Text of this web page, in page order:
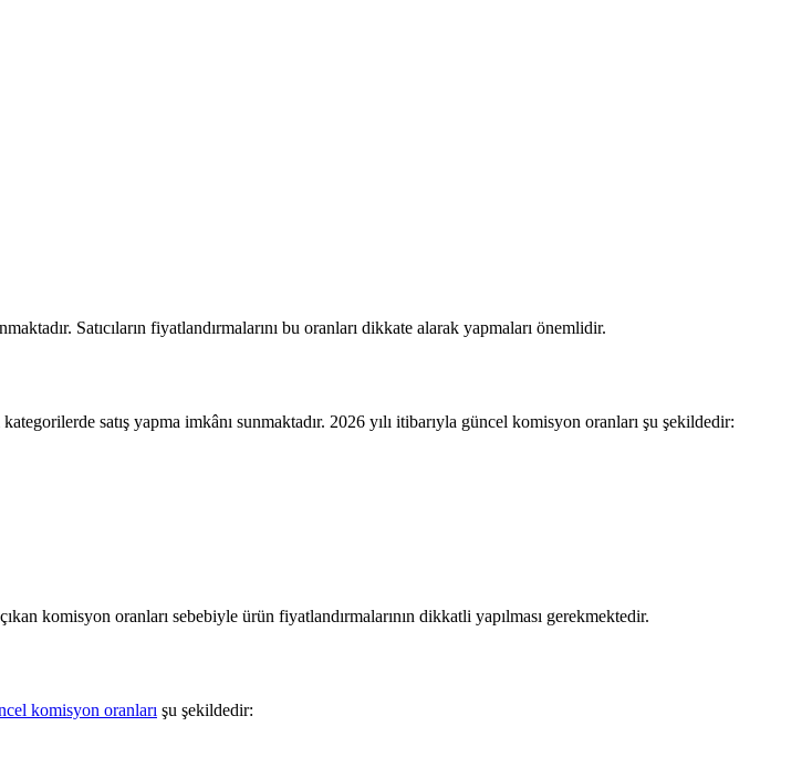
Satıcıların fiyatlandırmalarını bu oranları dikkate alarak yapmaları önemlidir.
satış yapma imkânı sunmaktadır. 2026 yılı itibarıyla güncel komisyon oranları şu şekildedir:
komisyon oranları sebebiyle ürün fiyatlandırmalarının dikkatli yapılması gerekmektedir.
komisyon oranları şu şekildedir: